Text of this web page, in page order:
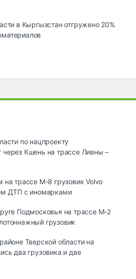
в Кыргызстан отгружено 20%
по нацпроекту
через Кшень на трассе Ливны –
на трассе М-8 грузовик Volvo
ДТП с иномарками
Подмосковья на трассе М-2
грузовик
Тверской области на
два грузовика и две